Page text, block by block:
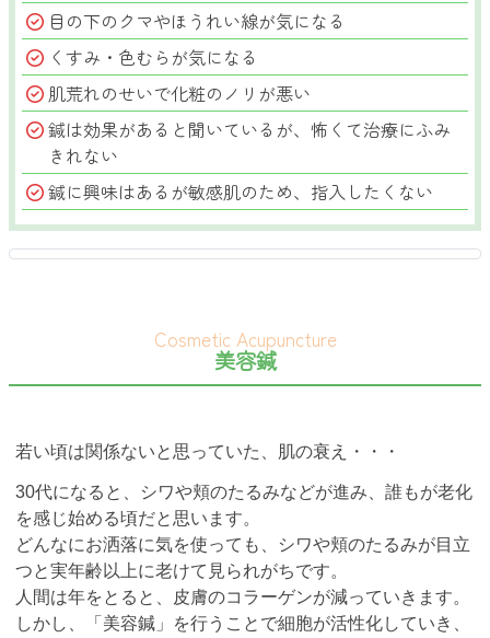
目の下のクマやほうれい線が気になる
くすみ・色むらが気になる
肌荒れのせいで化粧のノリが悪い
鍼は効果があると聞いているが、怖くて治療にふみ
きれない
鍼に興味はあるが敏感肌のため、指入したくない
美容鍼
若い頃は関係ないと思っていた、肌の衰え・・・
30代になると、シワや頬のたるみなどが進み、誰もが老化
を感じ始める頃だと思います。
どんなにお洒落に気を使っても、シワや頬のたるみが目立
つと実年齢以上に老けて見られがちです。
人間は年をとると、皮膚のコラーゲンが減っていきます。
しかし、「美容鍼」を行うことで細胞が活性化していき、